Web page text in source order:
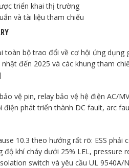
triển khai thị trường
và tài liệu tham chiếu
toàn bộ trao đổi về cơ hội ứng dụng
đến 2025 và các khung tham
vệ pin, relay bảo vệ hệ điện AC/
điện phát triển thành DC fault, arc
10.3 theo hướng rất rõ: ESS
độ khí cháy dưới 25% LEL,
switch và yêu cầu UL